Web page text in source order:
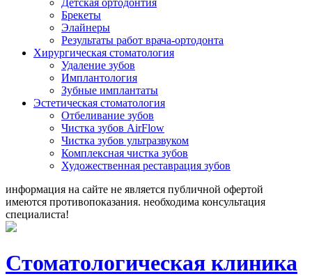
Детская ортодонтия
Брекеты
Элайнеры
Результаты работ врача-ортодонта
Хирургическая стоматология
Удаление зубов
Имплантология
Зубные имплантаты
Эстетическая стоматология
Отбеливание зубов
Чистка зубов AirFlow
Чистка зубов ультразвуком
Комплексная чистка зубов
Художественная реставрация зубов
информация на сайте не является публичной офертой
имеются противопоказания. необходима консультация
специалиста!
Стоматологическая клиника